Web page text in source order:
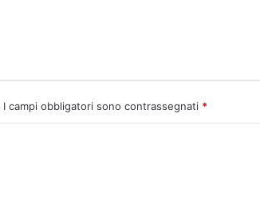
I campi obbligatori sono contrassegnati *